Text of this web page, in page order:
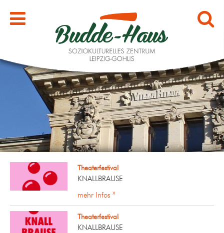
Theaterfestival
KNALLBRAUSE
mehr Infos »
Theaterfestival
KNALLBRAUSE